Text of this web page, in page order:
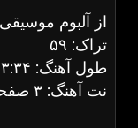
از آلبوم
تراک: ۵۹
طول آهنگ: ۳:۳۴
نت آهنگ: ۳ صفحه